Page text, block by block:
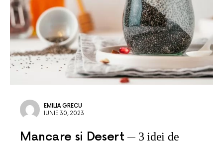
EMILIA GRECU
IUNIE 30, 2023
Mancare si Desert
3 idei de